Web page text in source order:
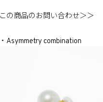
この商品のお問い合わせ＞＞
・Asymmetry combination